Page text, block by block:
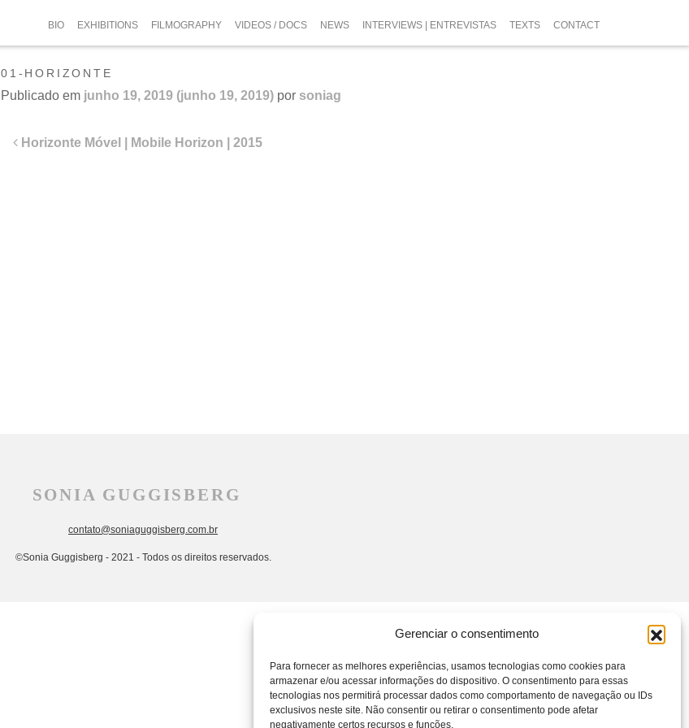
Gerenciar o consentimento
Para fornecer as melhores experiências, usamos tecnologias como cookies para
armazenar e/ou acessar informações do dispositivo. O consentimento para essas
tecnologias nos permitirá processar dados como comportamento de navegação ou IDs
exclusivos neste site. Não consentir ou retirar o consentimento pode afetar
negativamente certos recursos e funções.
BIO EXHIBITIONS FILMOGRAPHY VIDEOS / DOCS NEWS INTERVIEWS | ENTREVISTAS TEXTS CONTACT
01-HORIZONTE
Publicado em junho 19, 2019(junho 19, 2019) por soniag
Navegação
Horizonte Móvel | Mobile Horizon | 2015
SONIA GUGGISBERG
contato@soniaguggisberg.com.br
©Sonia Guggisberg - 2021 - Todos os direitos reservados.